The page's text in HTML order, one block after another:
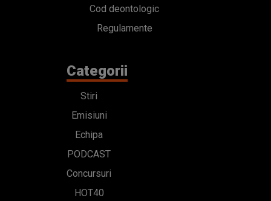
Cod deontologic
Regulamente
Categorii
Stiri
Emisiuni
Echipa
PODCAST
Concursuri
HOT40